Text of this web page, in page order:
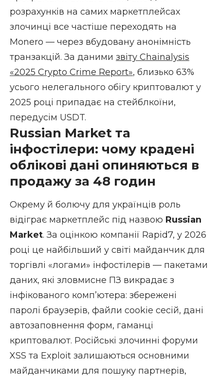
розрахунків на самих маркетплейсах
злочинці все частіше переходять на
Monero — через вбудовану анонімність
транзакцій. За даними звіту Chainalysis
«2025 Crypto Crime Report», близько 63%
усього нелегального обігу криптовалют у
2025 році припадає на стейблкоїни,
передусім USDT.
Russian Market та
інфостілери: чому крадені
облікові дані опиняються в
продажу за 48 годин
Окрему й болючу для українців роль
відіграє маркетплейс під назвою Russian
Market. За оцінкою компанії Rapid7, у 2026
році це найбільший у світі майданчик для
торгівлі «логами» інфостілерів — пакетами
даних, які зловмисне ПЗ викрадає з
інфікованого комп’ютера: збережені
паролі браузерів, файли cookie сесій, дані
автозаповнення форм, гаманці
криптовалют. Російські злочинні форуми
XSS та Exploit залишаються основними
майданчиками для пошуку партнерів,